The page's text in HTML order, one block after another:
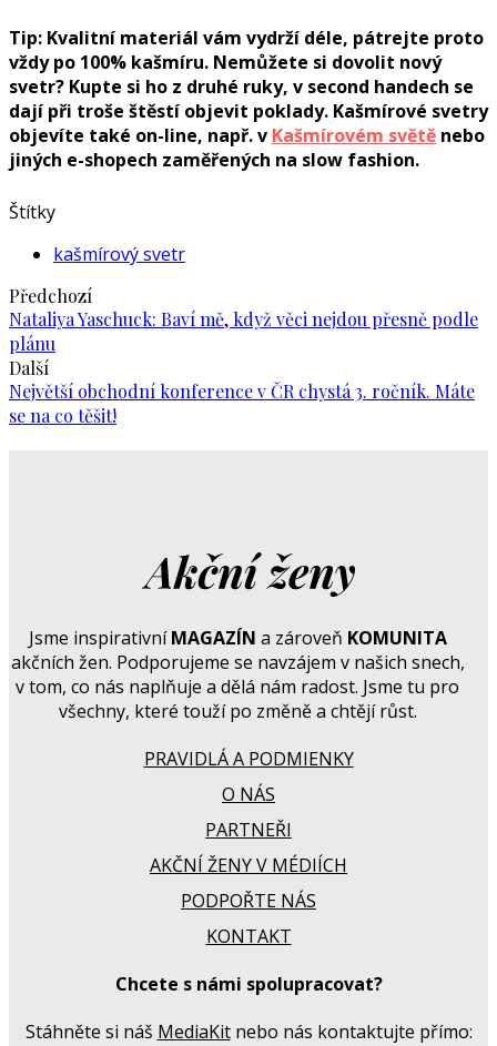
Tip: Kvalitní materiál vám vydrží déle, pátrejte proto
vždy po 100% kašmíru. Nemůžete si dovolit nový
svetr? Kupte si ho z druhé ruky, v second handech se
dají při troše štěstí objevit poklady. Kašmírové svetry
objevíte také on-line, např. v Kašmírovém světě nebo
jiných e-shopech zaměřených na slow fashion.
Štítky
kašmírový svetr
Předchozí
Nataliya Yaschuck: Baví mě, když věci nejdou přesně podle
plánu
Další
Největší obchodní konference v ČR chystá 3. ročník. Máte
se na co těšit!
Jsme inspirativníMAGAZÍN a zároveň KOMUNITA
akčních žen. Podporujeme se navzájem v našich snech,
v tom, co nás naplňuje a dělá nám radost. Jsme tu pro
všechny, které touží po změně a chtějí růst.
PRAVIDLÁ A PODMIENKY
O NÁS
PARTNEŘI
AKČNÍ ŽENY V MÉDIÍCH
PODPOŘTE NÁS
KONTAKT
Chcete s námi spolupracovat?
Stáhněte si náš MediaKitnebo nás kontaktujte přímo: